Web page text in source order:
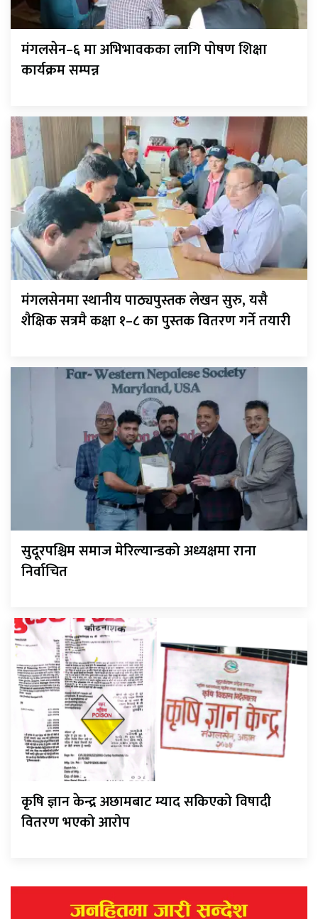
मंगलसेन–६ मा अभिभावकका लागि पोषण शिक्षा
कार्यक्रम सम्पन्न
मंगलसेनमा स्थानीय पाठ्यपुस्तक लेखन सुरु, यसै
शैक्षिक सत्रमै कक्षा १–८ का पुस्तक वितरण गर्ने तयारी
सुदूरपश्चिम समाज मेरिल्यान्डको अध्यक्षमा राना
निर्वाचित
कृषि ज्ञान केन्द्र अछामबाट म्याद सकिएको विषादी
वितरण भएको आरोप